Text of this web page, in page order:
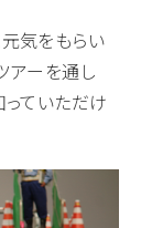
気をもらい
アーを通し
ていただけ